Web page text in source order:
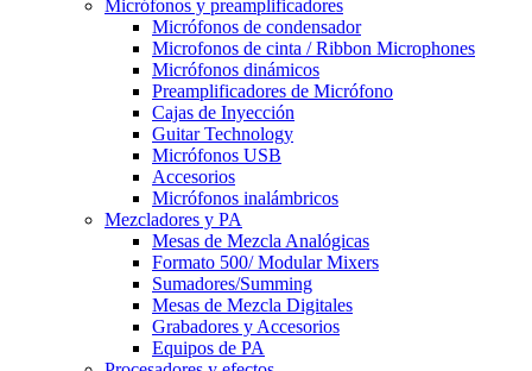
Micrófonos y preamplificadores
Micrófonos de condensador
Microfonos de cinta / Ribbon Microphones
Micrófonos dinámicos
Preamplificadores de Micrófono
Cajas de Inyección
Guitar Technology
Micrófonos USB
Accesorios
Micrófonos inalámbricos
Mezcladores y PA
Mesas de Mezcla Analógicas
Formato 500/ Modular Mixers
Sumadores/Summing
Mesas de Mezcla Digitales
Grabadores y Accesorios
Equipos de PA